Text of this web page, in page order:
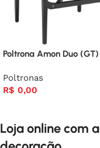
Poltrona Amon Duo (GT)
Poltronas
R$ 0,00
Loja online com